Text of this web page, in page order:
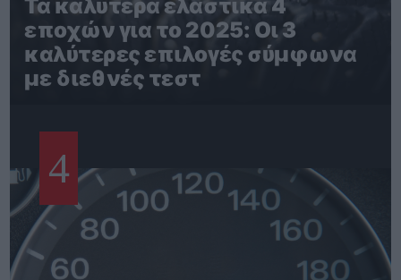
Τα καλύτερα ελαστικά 4
εποχών για το 2025: Οι 3
καλύτερες επιλογές σύμφωνα
με διεθνές τεστ
4